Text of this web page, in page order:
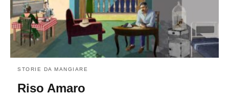
STORIE DA MANGIARE
Riso Amaro